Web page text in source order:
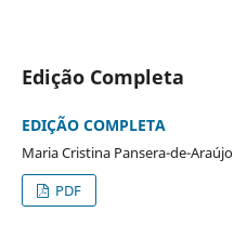
Edição Completa
EDIÇÃO COMPLETA
Maria Cristina Pansera-de-Araújo
PDF